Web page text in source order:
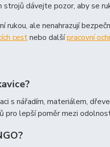
strojů dávejte pozor, aby se
rukou, ale nenahrazují
cestnebo dalšípracovní
s nářadím, materiálem,
pro lepší poměr mezi